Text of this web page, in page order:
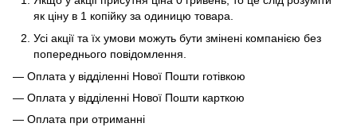
як ціну в 1 копійку за одиницю товара.
Усі акції та їх умови можуть бути змінені компанією без
попереднього повідомлення.
— Оплата у відділенні Нової Пошти готівкою
— Оплата у відділенні Нової Пошти карткою
— Оплата при отриманні